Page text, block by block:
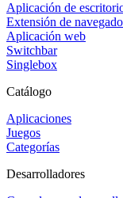
Aplicación de
Extensión de
Aplicación web
Switchbar
Singlebox
Catálogo
Aplicaciones
Juegos
Categorías
Desarrolladores